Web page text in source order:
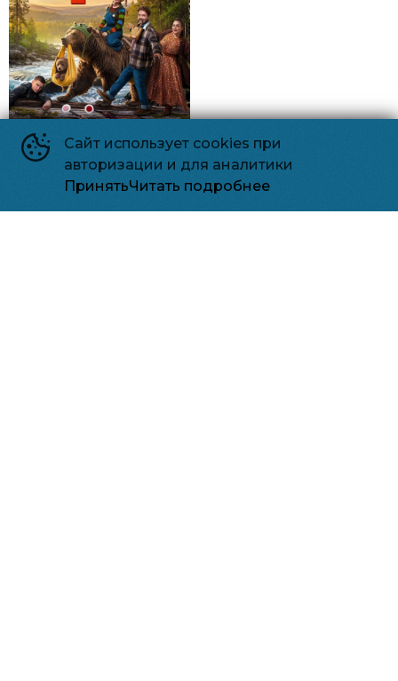
Сайт использует cookies при
авторизации и для аналитики
ПринятьЧитать подробнее